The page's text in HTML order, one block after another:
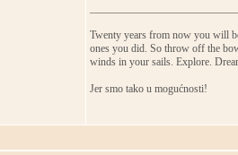
Twenty years from now you will
ones you did. So throw off the
winds in your sails. Explore.
Jer smo tako u mogućnosti!